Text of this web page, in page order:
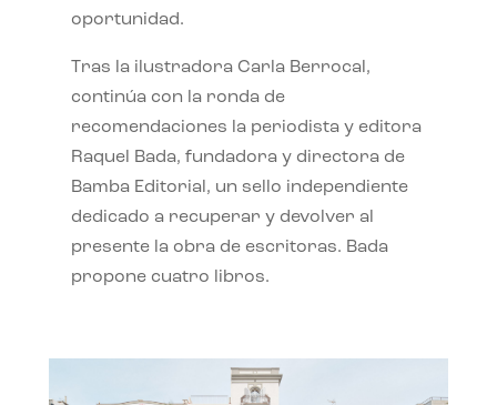
oportunidad.
Tras la ilustradora Carla Berrocal,
continúa con la ronda de
recomendaciones la periodista y editora
Raquel Bada, fundadora y directora de
Bamba Editorial, un sello independiente
dedicado a recuperar y devolver al
presente la obra de escritoras. Bada
propone cuatro libros.